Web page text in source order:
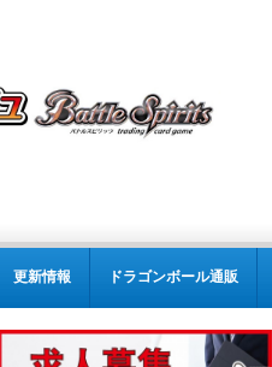
更新情報 ドラゴンボール通販